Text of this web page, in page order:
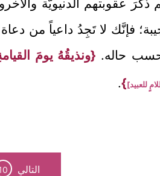
ذَكَرَ عقوبتهم الدنيويَّة
فإنَّك لا تَجِدُ داعياً من
حاله. {ونذيقُهُ يومَ
للعبيد]}
.
التالي